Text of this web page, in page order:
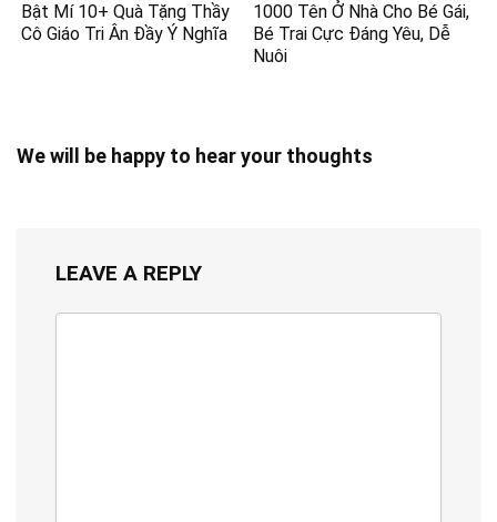
Bật Mí 10+ Quà Tặng Thầy
Cô Giáo Tri Ân Đầy Ý Nghĩa
1000 Tên Ở Nhà Cho Bé Gái,
Bé Trai Cực Đáng Yêu, Dễ
Nuôi
We will be happy to hear your thoughts
LEAVE A REPLY